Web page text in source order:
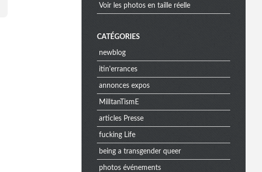
Voir les photos en taille réelle
CATÉGORIES
newblog
itin'errances
annonces expos
MilItanTismE
articles Presse
fucking Life
being a transgender queer
photos événements